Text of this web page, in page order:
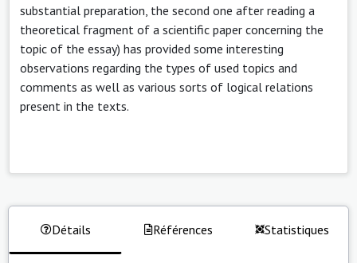
substantial preparation, the second one after reading a
theoretical fragment of a scientific paper concerning the
topic of the essay) has provided some interesting
observations regarding the types of used topics and
comments as well as various sorts of logical relations
present in the texts.
Détails Références Statistiques